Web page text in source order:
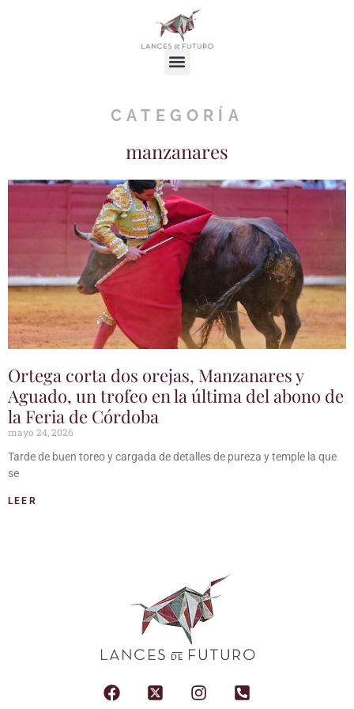
CATEGORÍA
manzanares
Ortega corta dos orejas, Manzanares y
Aguado, un trofeo en la última del abono de
la Feria de Córdoba
mayo 24, 2026
Tarde de buen toreo y cargada de detalles de pureza y temple la que
se
LEER